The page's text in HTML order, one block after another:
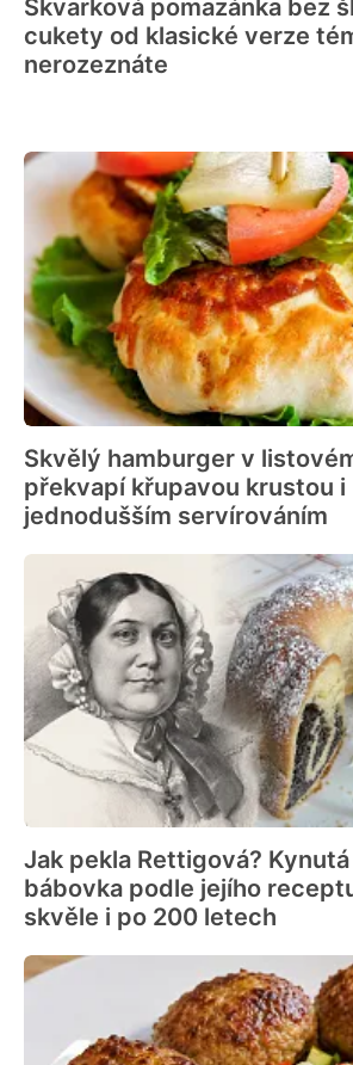
Škvarková pomazánka bez
cukety od klasické verze
nerozeznáte
Skvělý hamburger v
překvapí křupavou krustou i
jednodušším servírováním
Jak pekla Rettigová?
bábovka podle jejího
skvěle i po 200 letech